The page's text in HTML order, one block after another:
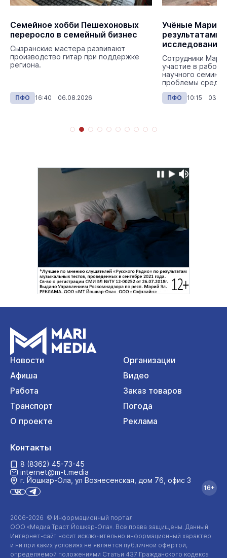
Семейное хобби Пешехоновых
переросло в семейный бизнес
Сызранские мастера развивают
производство гитар при поддержке
региона.
ПФО 16:40 06.08.2026
Учёные Марий
результатами
исследований
Сотрудники
участие в
научного
проблемы
Волго-Уралья».
ПФО 10:15
Новости
Организации
Афиша
Видео
Работа
Заказ товаров
Транспорт
Погода
О проекте
Реклама
2006-2026 © Информационный портал
ООО «Медиа Траст Йошкар-Ола». Все права защищены. Данный
Интернет-сайт носит исключительно информационный характер
и ни при каких условиях не является публичной офертой,
определяемой положениями Статьи 437 Гражданского кодекса
Контакты
8 (8362) 45-73-45
internet@m-t.media
г. Йошкар‑Ола, ул Вознесенская, дом 76, офис 3
16+